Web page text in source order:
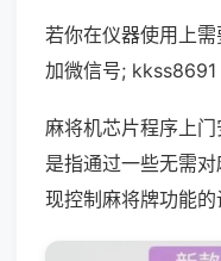
若你在仪器使用上
加微信号; kkss8691
麻将机芯片程序上
是指通过一些无需
现控制麻将牌功能的